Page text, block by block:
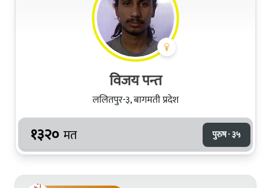
विजय पन्त
ललितपुर-३, बागमती प्रदेश
१३२० मत पुरुष · ३५